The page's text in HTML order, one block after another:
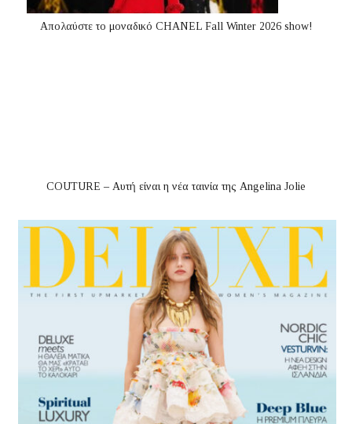
Απολαύστε το μοναδικό CHANEL Fall Winter 2026 show!
COUTURE – Αυτή είναι η νέα ταινία της Angelina Jolie